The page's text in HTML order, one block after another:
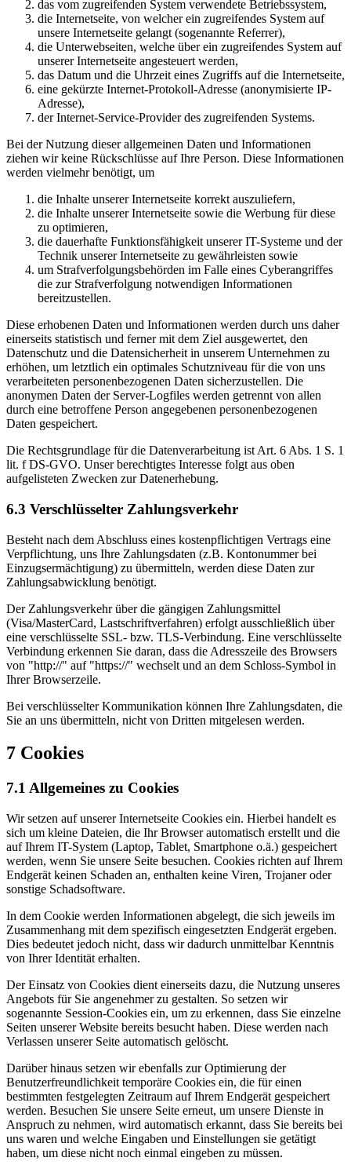
das vom zugreifenden System verwendete Betriebssystem,
die Internetseite, von welcher ein zugreifendes System auf
unsere Internetseite gelangt (sogenannte Referrer),
die Unterwebseiten, welche über ein zugreifendes System auf
unserer Internetseite angesteuert werden,
das Datum und die Uhrzeit eines Zugriffs auf die Internetseite,
eine gekürzte Internet-Protokoll-Adresse (anonymisierte IP-
Adresse),
der Internet-Service-Provider des zugreifenden Systems.
Bei der Nutzung dieser allgemeinen Daten und Informationen
ziehen wir keine Rückschlüsse auf Ihre Person. Diese Informationen
werden vielmehr benötigt, um
die Inhalte unserer Internetseite korrekt auszuliefern,
die Inhalte unserer Internetseite sowie die Werbung für diese
zu optimieren,
die dauerhafte Funktionsfähigkeit unserer IT-Systeme und der
Technik unserer Internetseite zu gewährleisten sowie
um Strafverfolgungsbehörden im Falle eines Cyberangriffes
die zur Strafverfolgung notwendigen Informationen
bereitzustellen.
Diese erhobenen Daten und Informationen werden durch uns daher
einerseits statistisch und ferner mit dem Ziel ausgewertet, den
Datenschutz und die Datensicherheit in unserem Unternehmen zu
erhöhen, um letztlich ein optimales Schutzniveau für die von uns
verarbeiteten personenbezogenen Daten sicherzustellen. Die
anonymen Daten der Server-Logfiles werden getrennt von allen
durch eine betroffene Person angegebenen personenbezogenen
Daten gespeichert.
Die Rechtsgrundlage für die Datenverarbeitung ist Art. 6 Abs. 1 S. 1
lit. f DS-GVO. Unser berechtigtes Interesse folgt aus oben
aufgelisteten Zwecken zur Datenerhebung.
6.3 Verschlüsselter Zahlungsverkehr
Besteht nach dem Abschluss eines kostenpflichtigen Vertrags eine
Verpflichtung, uns Ihre Zahlungsdaten (z.B. Kontonummer bei
Einzugsermächtigung) zu übermitteln, werden diese Daten zur
Zahlungsabwicklung benötigt.
Der Zahlungsverkehr über die gängigen Zahlungsmittel
(Visa/MasterCard, Lastschriftverfahren) erfolgt ausschließlich über
eine verschlüsselte SSL- bzw. TLS-Verbindung. Eine verschlüsselte
Verbindung erkennen Sie daran, dass die Adresszeile des Browsers
von "http://" auf "https://" wechselt und an dem Schloss-Symbol in
Ihrer Browserzeile.
Bei verschlüsselter Kommunikation können Ihre Zahlungsdaten, die
Sie an uns übermitteln, nicht von Dritten mitgelesen werden.
7 Cookies
7.1 Allgemeines zu Cookies
Wir setzen auf unserer Internetseite Cookies ein. Hierbei handelt es
sich um kleine Dateien, die Ihr Browser automatisch erstellt und die
auf Ihrem IT-System (Laptop, Tablet, Smartphone o.ä.) gespeichert
werden, wenn Sie unsere Seite besuchen. Cookies richten auf Ihrem
Endgerät keinen Schaden an, enthalten keine Viren, Trojaner oder
sonstige Schadsoftware.
In dem Cookie werden Informationen abgelegt, die sich jeweils im
Zusammenhang mit dem spezifisch eingesetzten Endgerät ergeben.
Dies bedeutet jedoch nicht, dass wir dadurch unmittelbar Kenntnis
von Ihrer Identität erhalten.
Der Einsatz von Cookies dient einerseits dazu, die Nutzung unseres
Angebots für Sie angenehmer zu gestalten. So setzen wir
sogenannte Session-Cookies ein, um zu erkennen, dass Sie einzelne
Seiten unserer Website bereits besucht haben. Diese werden nach
Verlassen unserer Seite automatisch gelöscht.
Darüber hinaus setzen wir ebenfalls zur Optimierung der
Benutzerfreundlichkeit temporäre Cookies ein, die für einen
bestimmten festgelegten Zeitraum auf Ihrem Endgerät gespeichert
werden. Besuchen Sie unsere Seite erneut, um unsere Dienste in
Anspruch zu nehmen, wird automatisch erkannt, dass Sie bereits bei
uns waren und welche Eingaben und Einstellungen sie getätigt
haben, um diese nicht noch einmal eingeben zu müssen.